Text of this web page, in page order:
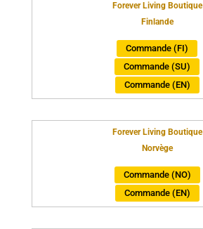
Forever Living Boutique
Finlande
Commande (FI)
Commande (SU)
Commande (EN)
Forever Living Boutique
Norvège
Commande (NO)
Commande (EN)